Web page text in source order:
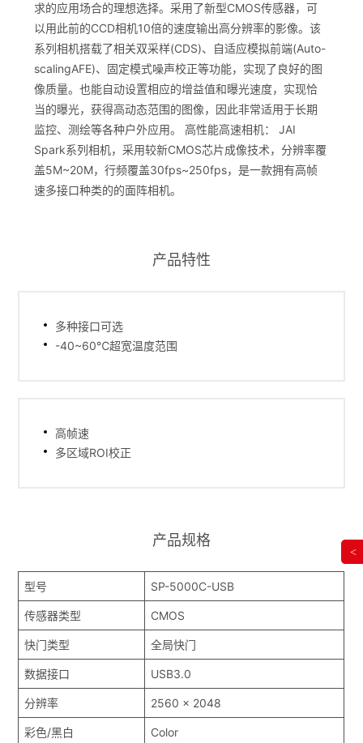
求的应用场合的理想选择。采用了新型CMOS传感器，可
以用此前的CCD相机10倍的速度输出高分辨率的影像。该
系列相机搭载了相关双采样(CDS)、自适应模拟前端(Auto-
scalingAFE)、固定模式噪声校正等功能，实现了良好的图
像质量。也能自动设置相应的增益值和曝光速度，实现恰
当的曝光，获得高动态范围的图像，因此非常适用于长期
监控、测绘等各种户外应用。 高性能高速相机： JAI
Spark系列相机，采用较新CMOS芯片成像技术，分辨率覆
盖5M~20M，行频覆盖30fps~250fps，是一款拥有高帧
速多接口种类的的面阵相机。
产品特性
多种接口可选
-40~60℃超宽温度范围
高帧速
多区域ROI校正
产品规格
型号 SP-5000C-USB
传感器类型 CMOS
快门类型 全局快门
数据接口 USB3.0
分辨率 2560 x 2048
彩色/黑白 Color
<